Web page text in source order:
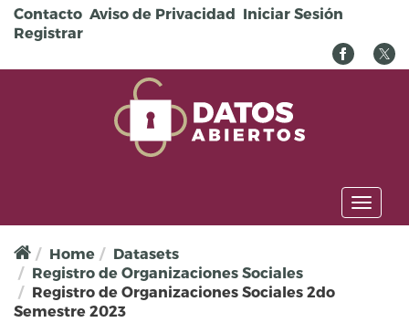
Pasar al contenido principal
Contacto Aviso de Privacidad Iniciar Sesión
Registrar
Toggle
Home
Datasets
Registro de Organizaciones Sociales
Registro de Organizaciones Sociales 2do
Semestre 2023